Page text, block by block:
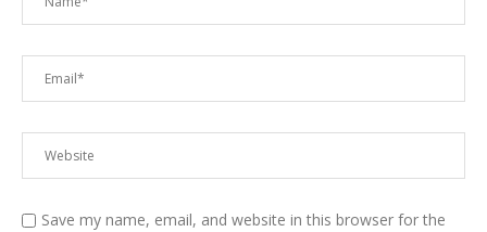
Save my name, email, and website in this browser for the